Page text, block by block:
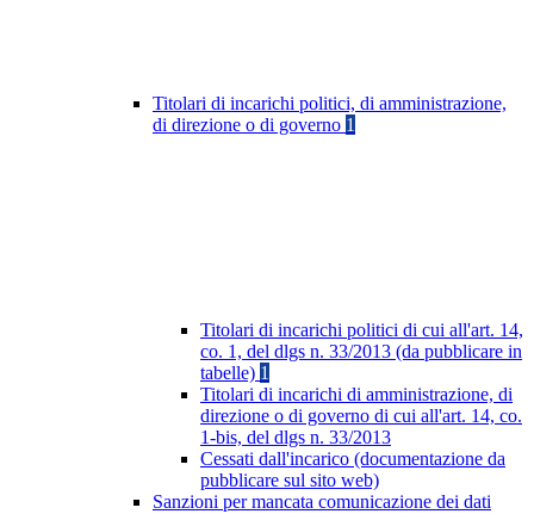
Titolari di incarichi politici, di amministrazione,
di direzione o di governo 1
Titolari di incarichi politici di cui all'art. 14,
co. 1, del dlgs n. 33/2013 (da pubblicare in
tabelle) 1
Titolari di incarichi di amministrazione, di
direzione o di governo di cui all'art. 14, co.
1-bis, del dlgs n. 33/2013
Cessati dall'incarico (documentazione da
pubblicare sul sito web)
Sanzioni per mancata comunicazione dei dati